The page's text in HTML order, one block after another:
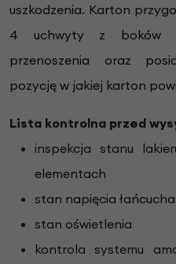
uszkodzenia. Karton
4 uchwyty z boków
przenoszenia oraz
pozycję w jakiej karton
Lista kontrolna przed
inspekcja stanu
elementach
stan napięcia łańcucha
stan oświetlenia
kontrola systemu